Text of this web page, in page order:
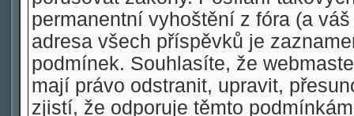
permanentní vyhoštění z fóra (a
adresa všech příspěvků je
podmínek. Souhlasíte, že
mají právo odstranit, upravit,
zjistí, že odporuje těmto